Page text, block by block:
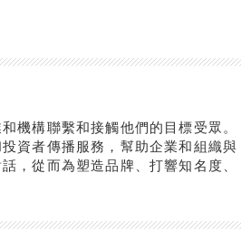
機構聯繫和接觸他們的目標受眾。
資者傳播服務，幫助企業和組織與
，從而為塑造品牌、打響知名度、